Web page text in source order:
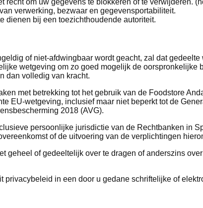
recht om uw gegevens te blokkeren of te verwijderen.
verwerking, bezwaar en gegevensportabiliteit.
dienen bij een toezichthoudende autoriteit.
of niet-afdwingbaar wordt geacht, zal dat
wetgeving om zo goed mogelijk de oorspronkelijke
dan volledig van kracht.
met betrekking tot het gebruik van de Foodstore
EU-wetgeving, inclusief maar niet beperkt tot de
2018 (AVG).
persoonlijke jurisdictie van de Rechtbanken in
of de uitvoering van de verplichtingen
geheel of gedeeltelijk over te dragen of anderszins
privacybeleid in een door u gedane schriftelijke of